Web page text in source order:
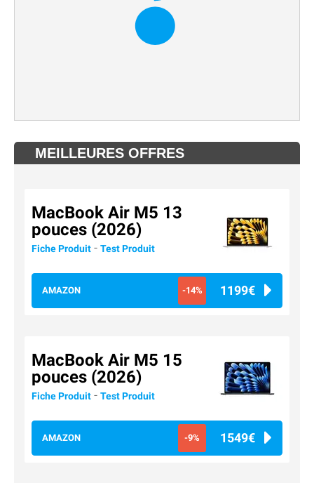
MEILLEURES OFFRES
MacBook Air M5 13
pouces (2026)
Fiche Produit - Test Produit
AMAZON -14% 1199€
MacBook Air M5 15
pouces (2026)
Fiche Produit - Test Produit
AMAZON -9% 1549€